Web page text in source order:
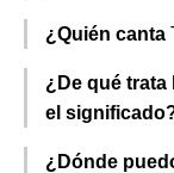
¿Quién canta
¿De qué trata
el
¿Dónde